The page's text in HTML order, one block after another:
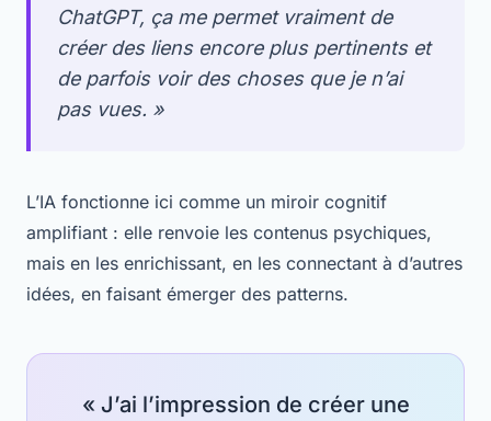
ChatGPT, ça me permet vraiment de
créer des liens encore plus pertinents et
de parfois voir des choses que je n’ai
pas vues. »
L’IA fonctionne ici comme un miroir cognitif
amplifiant : elle renvoie les contenus psychiques,
mais en les enrichissant, en les connectant à d’autres
idées, en faisant émerger des patterns.
« J’ai l’impression de créer une